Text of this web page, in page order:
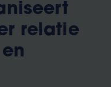
relatie